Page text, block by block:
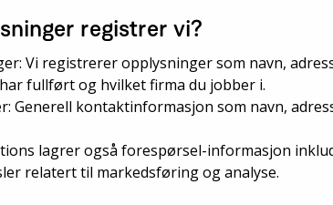
registrer vi?
Vi registrerer opplysninger som navn,
fullført og hvilket firma du jobber i.
Generell kontaktinformasjon som navn,
lagrer også forespørsel-informasjon
relatert til markedsføring og analyse.